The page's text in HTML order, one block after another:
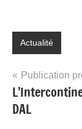
Actualité
Navigation
de
l’article
Publication
DAL